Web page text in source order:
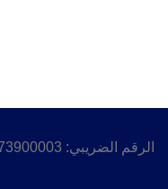
الرقم الضريبي: 300378373900003